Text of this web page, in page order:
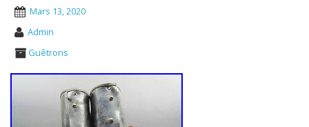
Mars 13, 2020
Admin
Guêtrons